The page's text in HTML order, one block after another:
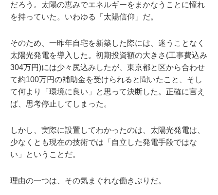
だろう。太陽の恵みでエネルギーをまかなうことに憧れ
を持っていた。いわゆる「太陽信仰」だ。
そのため、一昨年自宅を新築した際には、迷うことなく
太陽光発電を導入した。初期投資額の大きさ(工事費込み
304万円)には少々尻込みしたが、東京都と区から合わせ
て約100万円の補助金を受けられると聞いたこと、そし
て何より「環境に良い」と思って決断した。正確に言え
ば、思考停止してしまった。
しかし、実際に設置してわかったのは、太陽光発電は、
少なくとも現在の技術では「自立した発電手段ではな
い」ということだ。
理由の一つは、その気まぐれな働きぶりだ。